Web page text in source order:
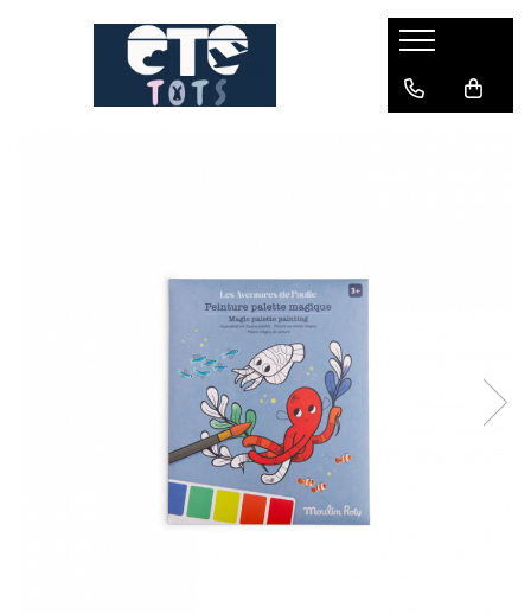
CĂRUCIOARE & SCAUNE AUTO
accesorii cărucioare
accesorii scaun avion